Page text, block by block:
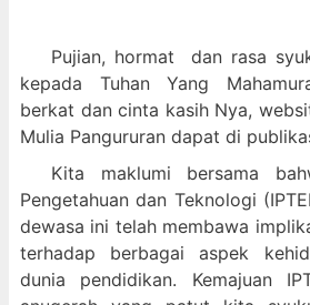
Pujian, hormat dan rasa
kepada Tuhan Yang
berkat dan cinta kasih Nya,
Mulia Pangururan dapat di
Kita maklumi bersama
Pengetahuan dan Teknologi
dewasa ini telah membawa
terhadap berbagai aspek
dunia pendidikan. Kemajuan